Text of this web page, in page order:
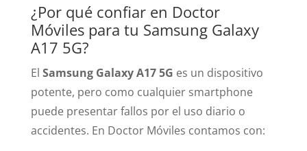
¿Por qué confiar en Doctor
Móviles para tu Samsung Galaxy
A17 5G?
El Samsung Galaxy A17 5G es un dispositivo
potente, pero como cualquier smartphone
puede presentar fallos por el uso diario o
accidentes. En Doctor Móviles contamos con: